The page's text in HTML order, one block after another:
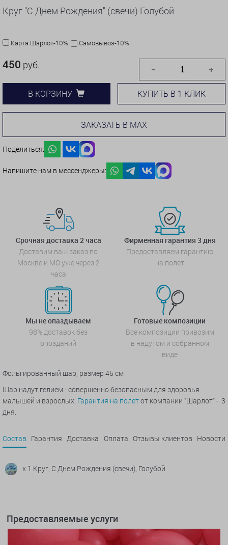
Круг "С Днем Рождения" (свечи) Голубой
Карта Шарлот-10% Самовывоз-10%
450 руб.
В КОРЗИНУ КУПИТЬ В 1 КЛИК
ЗАКАЗАТЬ В MAX
Поделиться:
Напишите нам в мессенджеры:
Срочная доставка 2 часа
Доставим ваш заказ по
Москве и МО уже через 2
часа
Фирменная гарантия 3 дня
Предоставляем гарантию
на полет
Мы не опаздываем
98% доставок без
опозданий
Готовые композиции
Все композиции привозим
в надутом и собранном
виде
Фольгированный шар, размер 45 см
Шар надут гелием - совершенно безопасным для здоровья
малышей и взрослых. Гарантия на полетот компании "Шарлот" - 3
дня.
Состав Гарантия Доставка Оплата Отзывы клиентов Новости
x 1 Круг, С Днем Рождения (свечи), Голубой
Предоставляемые услуги